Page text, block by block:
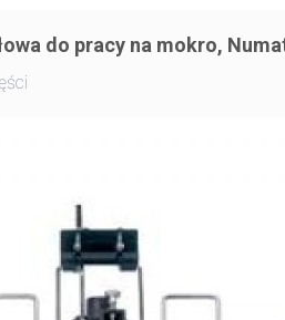
do pracy na mokro,